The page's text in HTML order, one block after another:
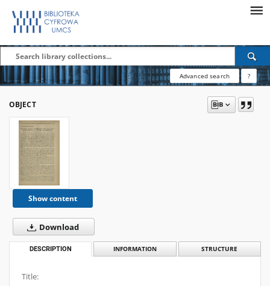
Advanced search ?
OBJECT
Show content
Download
DESCRIPTION INFORMATION STRUCTURE
Title: